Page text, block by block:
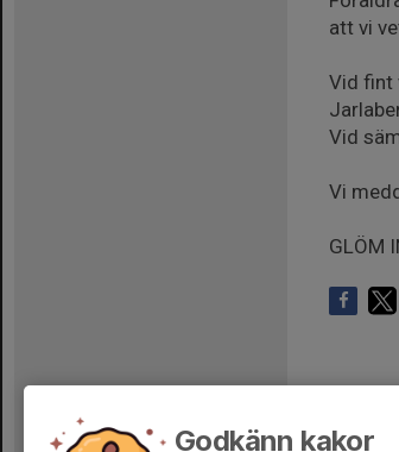
att vi
Vid fint
Vid
Vi
GLÖM
Godkänn kakor